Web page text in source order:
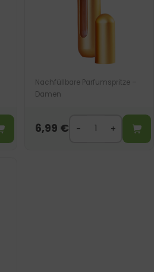
Nachfüllbare Parfumspritze –
Damen
6,99 €